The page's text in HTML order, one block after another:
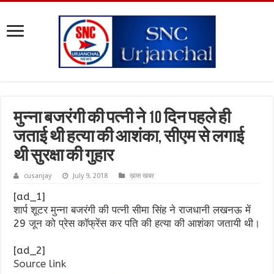
मुन्ना बजरंगी की पत्नी ने 10 दिन पहले ही
जताई थी हत्या की आशंका, सीएम से लगाई
थी सुरक्षा की गुहार
cusanjay July 9, 2018 ख़ास खबर
[ad_1]
शार्प शूटर मुन्ना बजरंगी की पत्नी सीमा सिंह ने राजधानी लखनऊ में
29 जून को प्रेस कॉफ्रेंस कर पति की हत्या की आशंका जतायी थी।
[ad_2]
Source link